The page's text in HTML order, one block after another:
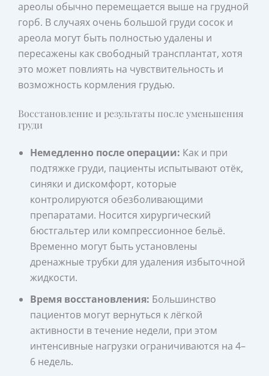
ареолы обычно перемещается выше на грудной
горб. В случаях очень большой груди сосок и
ареола могут быть полностью удалены и
пересажены как свободный трансплантат, хотя
это может повлиять на чувствительность и
возможность кормления грудью.
Восстановление и результаты после уменьшения
груди
Немедленно после операции: Как и при
подтяжке груди, пациенты испытывают отёк,
синяки и дискомфорт, которые
контролируются обезболивающими
препаратами. Носится хирургический
бюстгальтер или компрессионное бельё.
Временно могут быть установлены
дренажные трубки для удаления избыточной
жидкости.
Время восстановления: Большинство
пациентов могут вернуться к лёгкой
активности в течение недели, при этом
интенсивные нагрузки ограничиваются на 4–
6 недель.